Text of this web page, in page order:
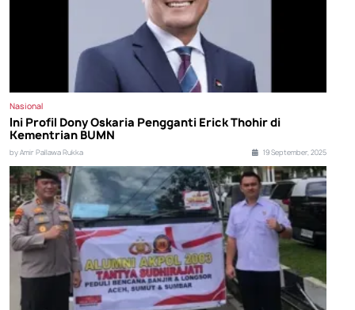
Nasional
Ini Profil Dony Oskaria Pengganti Erick Thohir di
Kementrian BUMN
by Amir Pallawa Rukka 19 September, 2025